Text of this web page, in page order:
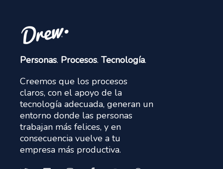
Personas. Procesos. Tecnología.
Creemos que los procesos
claros, con el apoyo de la
tecnología adecuada, generan un
entorno donde las personas
trabajan más felices, y en
consecuencia vuelve a tu
empresa más productiva.